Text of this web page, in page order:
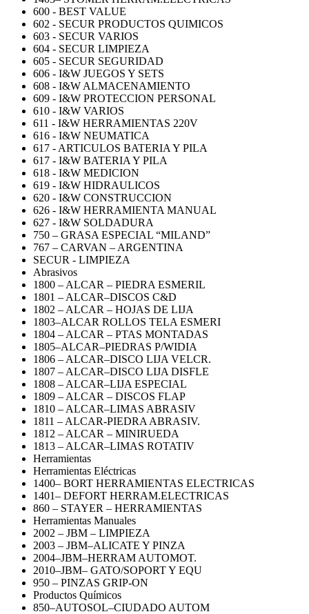
600 - BEST VALUE
602 - SECUR PRODUCTOS QUIMICOS
603 - SECUR VARIOS
604 - SECUR LIMPIEZA
605 - SECUR SEGURIDAD
606 - I&W JUEGOS Y SETS
608 - I&W ALMACENAMIENTO
609 - I&W PROTECCION PERSONAL
610 - I&W VARIOS
611 - I&W HERRAMIENTAS 220V
616 - I&W NEUMATICA
617 - ARTICULOS BATERIA Y PILA
617 - I&W BATERIA Y PILA
618 - I&W MEDICION
619 - I&W HIDRAULICOS
620 - I&W CONSTRUCCION
626 - I&W HERRAMIENTA MANUAL
627 - I&W SOLDADURA
750 – GRASA ESPECIAL “MILAND”
767 – CARVAN – ARGENTINA
SECUR - LIMPIEZA
Abrasivos
1800 – ALCAR – PIEDRA ESMERIL
1801 – ALCAR–DISCOS C&D
1802 – ALCAR – HOJAS DE LIJA
1803–ALCAR ROLLOS TELA ESMERI
1804 – ALCAR – PTAS MONTADAS
1805–ALCAR–PIEDRAS P/WIDIA
1806 – ALCAR–DISCO LIJA VELCR.
1807 – ALCAR–DISCO LIJA DISFLE
1808 – ALCAR–LIJA ESPECIAL
1809 – ALCAR – DISCOS FLAP
1810 – ALCAR–LIMAS ABRASIV
1811 – ALCAR-PIEDRA ABRASIV.
1812 – ALCAR – MINIRUEDA
1813 – ALCAR–LIMAS ROTATIV
Herramientas
Herramientas Eléctricas
1400– BORT HERRAMIENTAS ELECTRICAS
1401– DEFORT HERRAM.ELECTRICAS
860 – STAYER – HERRAMIENTAS
Herramientas Manuales
2002 – JBM – LIMPIEZA
2003 – JBM–ALICATE Y PINZA
2004–JBM–HERRAM AUTOMOT.
2010–JBM– GATO/SOPORT Y EQU
950 – PINZAS GRIP-ON
Productos Químicos
850–AUTOSOL–CIUDADO AUTOM